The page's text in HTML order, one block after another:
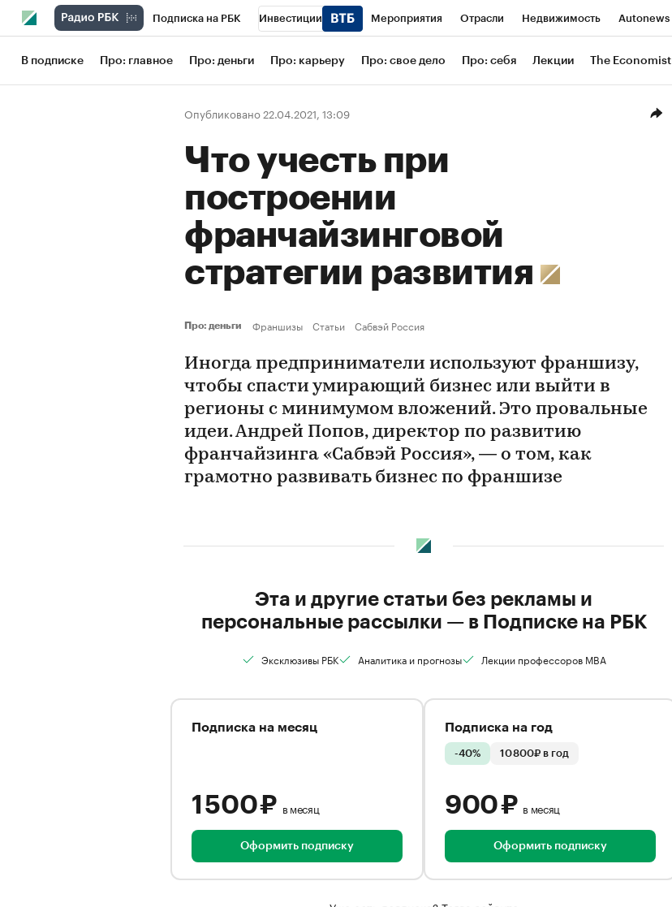
Подписка на РБК Инвестиции Мероприятия Отрасли Недвижимость Autonews
Школа управления РБК РБК Образование РБК Life Тренды Визионеры
Рынок наличной валюты
В подписке Про: главное Про: деньги Про: карьеру Про: свое дело Про: себя Лекции The Economist
Опубликовано 22.04.2021, 13:09
Что учесть при
построении
франчайзинговой
стратегии развития
Про: деньги Франшизы Статьи Сабвэй Россия
Иногда предприниматели используют франшизу,
чтобы спасти умирающий бизнес или выйти в
регионы с минимумом вложений. Это провальные
идеи. Андрей Попов, директор по развитию
франчайзинга «Сабвэй Россия», — о том, как
грамотно развивать бизнес по франшизе
Эта и другие статьи без рекламы и
персональные рассылки — в Подписке на РБК
Эксклюзивы РБК Аналитика и прогнозы Лекции профессоров MBA
Подписка на месяц
1 500 ₽ в месяц
Оформить подписку
Подписка на год
-40% 10 800₽ в год
900 ₽ в месяц
Оформить подписку